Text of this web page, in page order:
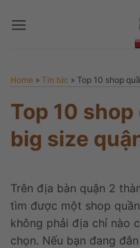
qua
Home » Tin tức » Top 10 shop
Top 10
big size
Trên địa bàn quận 2
tìm được một shop
không phải địa chỉ nào
chọn. Nếu bạn đang